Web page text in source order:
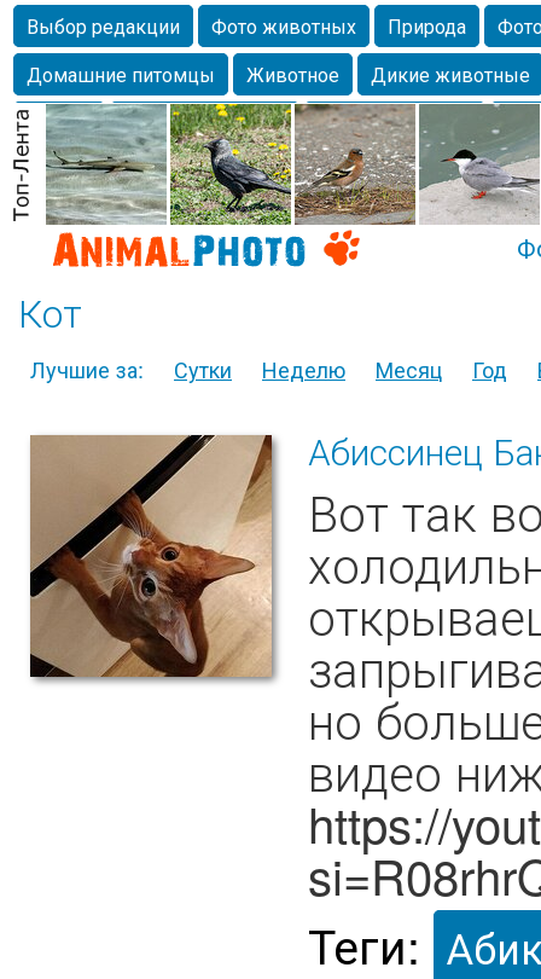
Выбор редакции Фото животных Природа
Домашние питомцы
Животное
Дикие животные
Собаки
Alexanderandronik Млекопитающие
Морда
Собачка Осень Портрет
Домашние
Насекомое
Коты Lebert Дикие птицы Утка
Кот
Лучшие за: Сутки Неделю Месяц Год
Абиссинец
Вот так
но
видео
https://
Теги: